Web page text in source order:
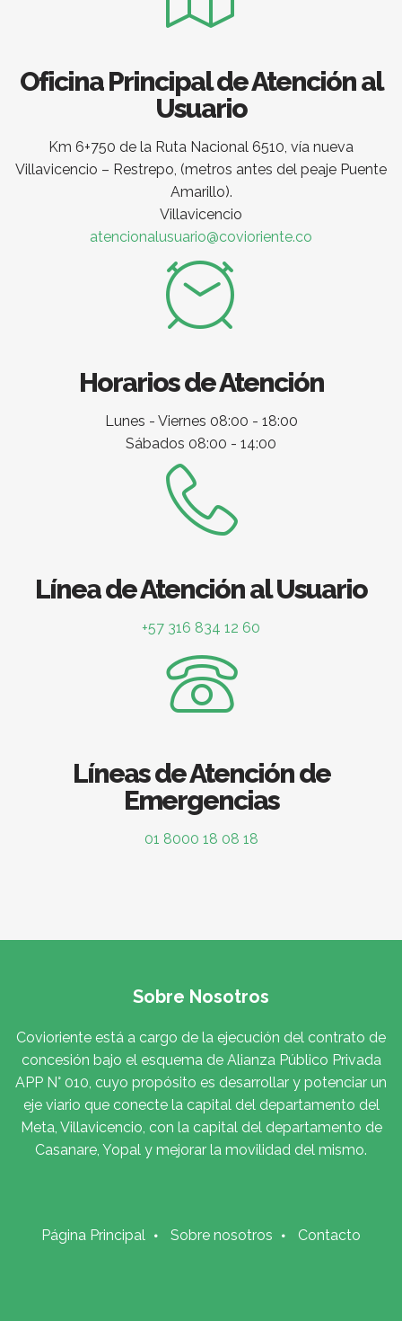
Oficina Principal de Atención al
Usuario
Km 6+750 de la Ruta Nacional 6510, vía nueva
Villavicencio – Restrepo, (metros antes del peaje Puente
Amarillo).
Villavicencio
atencionalusuario@covioriente.co
Horarios de Atención
Lunes - Viernes 08:00 - 18:00
Sábados 08:00 - 14:00
Línea de Atención al Usuario
+57 316 834 12 60
Líneas de Atención de
Emergencias
01 8000 18 08 18
Sobre Nosotros
Covioriente está a cargo de la ejecución del contrato de
concesión bajo el esquema de Alianza Público Privada
APP N° 010, cuyo propósito es desarrollar y potenciar un
eje viario que conecte la capital del departamento del
Meta, Villavicencio, con la capital del departamento de
Casanare, Yopal y mejorar la movilidad del mismo.
Página Principal Sobre nosotros Contacto